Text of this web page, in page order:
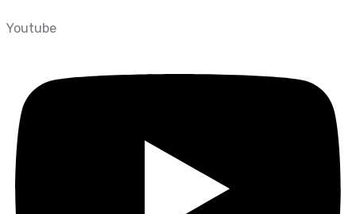
Youtube